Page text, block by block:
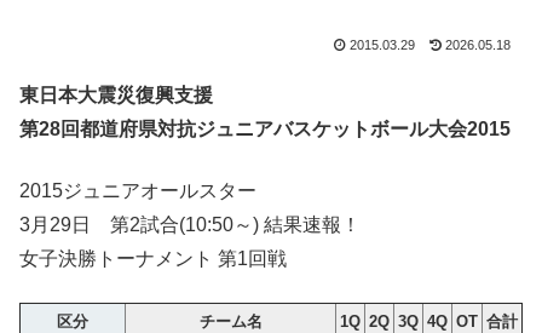
2015.03.29 2026.05.18
東日本大震災復興支援
第28回都道府県対抗ジュニアバスケットボール大会2015
2015ジュニアオールスター
3月29日 第2試合(10:50～) 結果速報！
女子決勝トーナメント 第1回戦
区分 チーム名 1Q 2Q 3Q 4Q OT 合計